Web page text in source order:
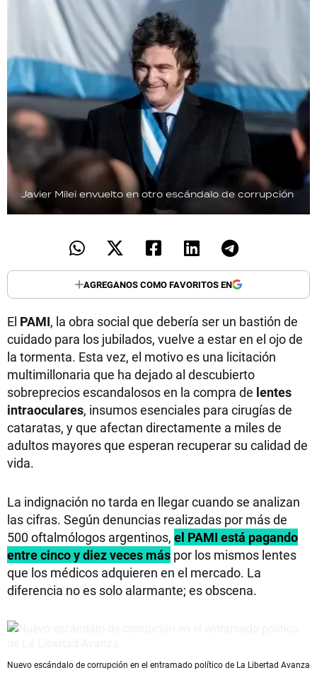
Javier Milei envuelto en otro escándalo de corrupción
AGREGANOS COMO FAVORITOS EN
El PAMI, la obra social que debería ser un bastión de
cuidado para los jubilados, vuelve a estar en el ojo de
la tormenta. Esta vez, el motivo es una licitación
multimillonaria que ha dejado al descubierto
sobreprecios escandalosos en la compra de lentes
intraoculares, insumos esenciales para cirugías de
cataratas, y que afectan directamente a miles de
adultos mayores que esperan recuperar su calidad de
vida.
La indignación no tarda en llegar cuando se analizan
las cifras. Según denuncias realizadas por más de
500 oftalmólogos argentinos, el PAMI está pagando
entre cinco y diez veces más por los mismos lentes
que los médicos adquieren en el mercado. La
diferencia no es solo alarmante; es obscena.
Nuevo escándalo de corrupción en el entramado político de La Libertad Avanza
RECETAS
PALABRAS
HORÓSCOPO
Seguinos